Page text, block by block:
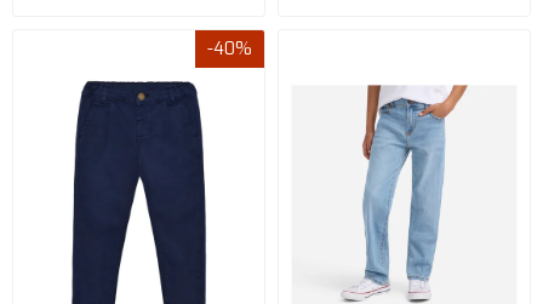
-40%